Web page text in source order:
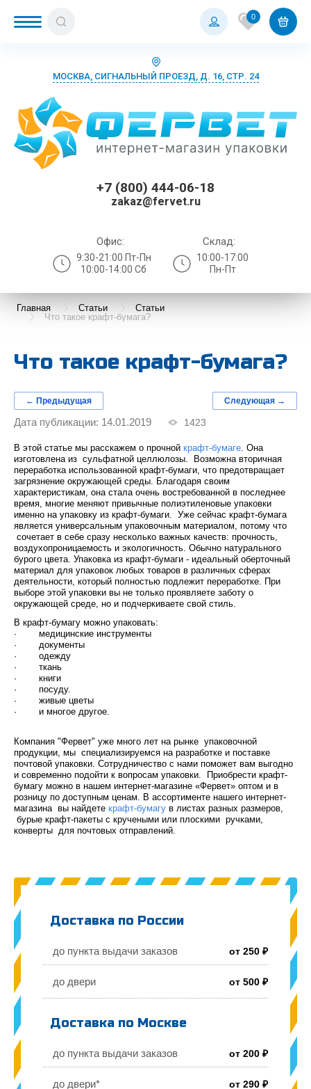
0
МОСКВА, СИГНАЛЬНЫЙ ПРОЕЗД, Д. 16, СТР. 24
+7 (800) 444-06-18
zakaz@fervet.ru
Офис:
9:30-21:00 Пт-Пн
10:00-14:00 Сб
Склад:
10:00-17:00
Пн-Пт
Главная Статьи
Статьи
Что такое крафт-бумага?
Что такое крафт-бумага?
← Предыдущая Следующая →
Дата публикации: 14.01.2019 1423
В этой статье мы расскажем о прочной крафт-бумаге. Она
изготовлена из сульфатной целлюлозы. Возможна вторичная
переработка использованной крафт-бумаги, что предотвращает
загрязнение окружающей среды. Благодаря своим
характеристикам, она стала очень востребованной в последнее
время, многие меняют привычные полиэтиленовые упаковки
именно на упаковку из крафт-бумаги. Уже сейчас крафт-бумага
является универсальным упаковочным материалом, потому что
сочетает в себе сразу несколько важных качеств: прочность,
воздухопроницаемость и экологичность. Обычно натурального
бурого цвета. Упаковка из крафт-бумаги - идеальный оберточный
материал для упаковок любых товаров в различных сферах
деятельности, который полностью подлежит переработке. При
выборе этой упаковки вы не только проявляете заботу о
окружающей среде, но и подчеркиваете свой стиль.
В крафт-бумагу можно упаковать:
· медицинские инструменты
· документы
· одежду
· ткань
· книги
· посуду.
· живые цветы
· и многое другое.
Компания "Фервет" уже много лет на рынке упаковочной
продукции, мы специализируемся на разработке и поставке
почтовой упаковки. Сотрудничество с нами поможет вам выгодно
и современно подойти к вопросам упаковки. Приобрести крафт-
бумагу можно в нашем интернет-магазине «Фервет» оптом и в
розницу по доступным ценам. В ассортименте нашего интернет-
магазина вы найдете крафт-бумагу в листах разных размеров,
бурые крафт-пакеты с кручеными или плоскими ручками,
конверты для почтовых отправлений.
Доставка по России
до пункта выдачи заказов от 250 ₽
до двери от 500 ₽
Доставка по Москве
до пункта выдачи заказов от 200 ₽
до двери* от 290 ₽